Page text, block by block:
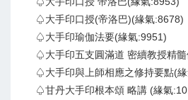
♤大手印口授(帝洛巴)(緣氣:8678)
♤大手印瑜伽法要(緣氣:9951)
♤大手印五支圓滿道 密續教授精
♤大手印與上師相應之修持要點(
♤甘丹大手印根本頌 略講 (緣氣